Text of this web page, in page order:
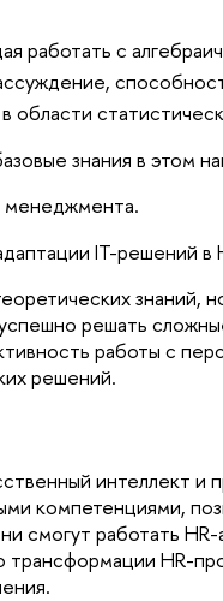
работать с
области
знания в этом
менеджмента.
IT-решений в
знаний,
решать
работы с
решений.
интеллект и
компетенциями,
смогут работать HR-
HR-